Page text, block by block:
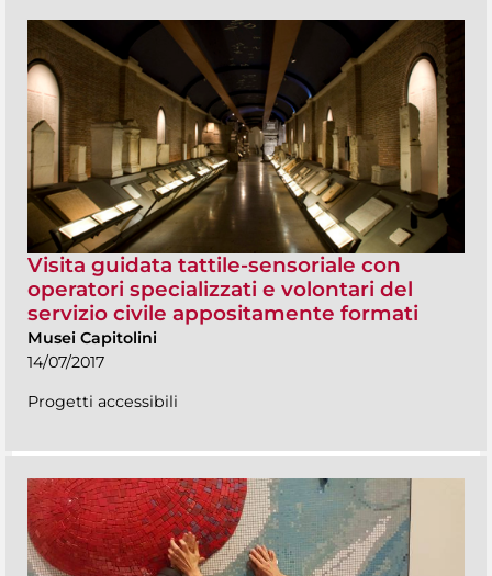
Visita guidata tattile-sensoriale con
operatori specializzati e volontari del
servizio civile appositamente formati
Musei Capitolini
14/07/2017
Progetti accessibili